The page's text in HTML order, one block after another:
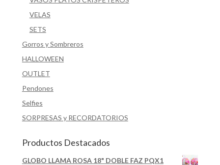
VELAS
SETS
Gorros y Sombreros
HALLOWEEN
OUTLET
Pendones
Selfies
SORPRESAS y RECORDATORIOS
Productos Destacados
GLOBO LLAMA ROSA 18" DOBLE FAZ PQX1